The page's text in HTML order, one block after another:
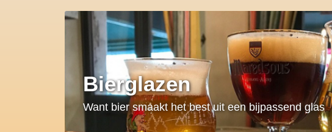
Bierglazen
Want bier smaakt het best uit een bijpassend glas